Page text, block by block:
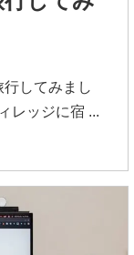
してみまし
レッジに宿 ...